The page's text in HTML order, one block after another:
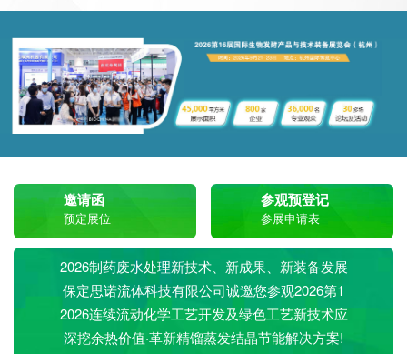
邀请函
预定展位
参观预登记
参展申请表
2026制药废水处理新技术、新成果、新装备发展
保定思诺流体科技有限公司诚邀您参观2026第1
2026连续流动化学工艺开发及绿色工艺新技术应
深挖余热价值·革新精馏蒸发结晶节能解决方案!